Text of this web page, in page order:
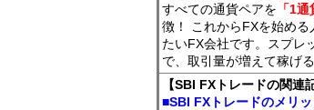
すべての通貨ペアを 「1
徴！ これからFXを始め
たいFX会社です。スプレ
で、取引量が増えて稼げ
【SBI FXトレードの関連
■SBI FXトレードのメリ